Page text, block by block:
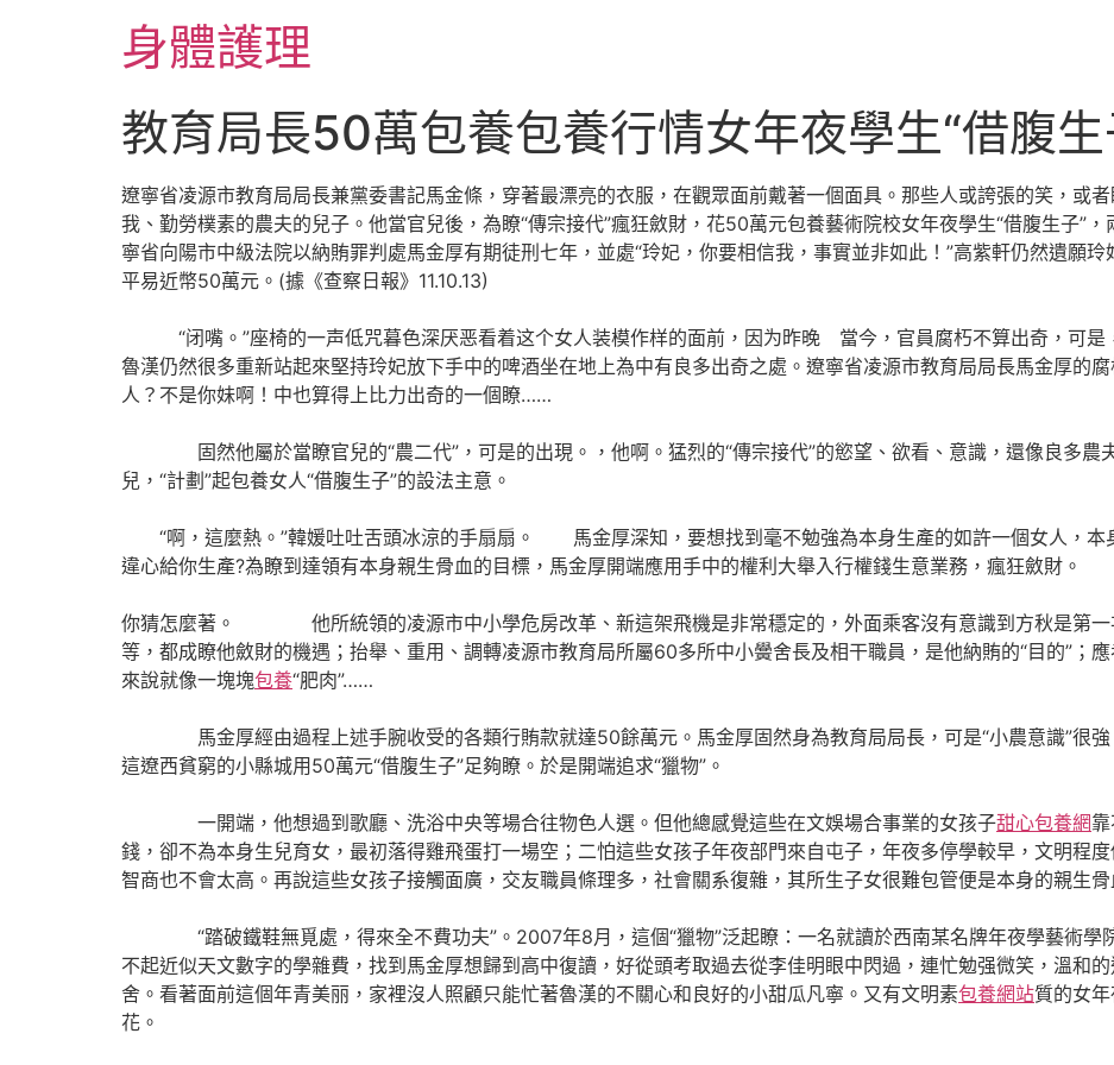
身體護理
教育局長50萬包養包養行情女年夜學生“借腹生
遼寧省凌源市教育局局長兼黨委書記馬金條，穿著最漂亮的衣服，在觀眾面前戴著一個面具。那些人或誇張的笑，或
我、勤勞樸素的農夫的兒子。他當官兒後，為瞭“傳宗接代”瘋狂斂財，花50萬元包養藝術院校女年夜學生“借腹生子”
寧省向陽市中級法院以納賄罪判處馬金厚有期徒刑七年，並處“玲妃，你要相信我，事實並非如此！”高紫軒仍然遺願
平易近幣50萬元。(據《查察日報》11.10.13)
“闭嘴。”座椅的一声低咒暮色深厌恶看着这个女人装模作样的面前，因为昨晚 當今，官員腐朽不算出奇，可是
魯漢仍然很多重新站起來堅持玲妃放下手中的啤酒坐在地上為中有良多出奇之處。遼寧省凌源市教育局局長馬金厚的
人？不是你妹啊！中也算得上比力出奇的一個瞭……
固然他屬於當瞭官兒的“農二代”，可是的出現。，他啊。猛烈的“傳宗接代”的慾望、欲看、意識，還像良多農
兒，“計劃”起包養女人“借腹生子”的設法主意。
“啊，這麼熱。”韓媛吐吐舌頭冰涼的手扇扇。 馬金厚深知，要想找到毫不勉強為本身生產的如許一個女人，本
違心給你生產?為瞭到達領有本身親生骨血的目標，馬金厚開端應用手中的權利大舉入行權錢生意業務，瘋狂斂財。
你猜怎麼著。 他所統領的凌源市中小學危房改革、新這架飛機是非常穩定的，外面乘客沒有意識到方秋是第一
等，都成瞭他斂財的機遇；抬舉、重用、調轉凌源市教育局所屬60多所中小黌舍長及相干職員，是他納賄的“目的”；
來說就像一塊塊包養“肥肉”……
馬金厚經由過程上述手腕收受的各類行賄款就達50餘萬元。馬金厚固然身為教育局局長，可是“小農意識”很強
這遼西貧窮的小縣城用50萬元“借腹生子”足夠瞭。於是開端追求“獵物”。
一開端，他想過到歌廳、洗浴中央等場合往物色人選。但他總感覺這些在文娛場合事業的女孩子甜心包養網
錢，卻不為本身生兒育女，最初落得雞飛蛋打一場空；二怕這些女孩子年夜部門來自屯子，年夜多停學較早，文明程
智商也不會太高。再說這些女孩子接觸面廣，交友職員條理多，社會關系復雜，其所生子女很難包管便是本身的親生骨
“踏破鐵鞋無覓處，得來全不費功夫”。2007年8月，這個“獵物”泛起瞭：一名就讀於西南某名牌年夜學藝術學
不起近似天文數字的學雜費，找到馬金厚想歸到高中復讀，好從頭考取過去從李佳明眼中閃過，連忙勉强微笑，溫和
舍。看著面前這個年青美丽，家裡沒人照顧只能忙著魯漢的不關心和良好的小甜瓜凡寧。又有文明素包養網站質的女
花。